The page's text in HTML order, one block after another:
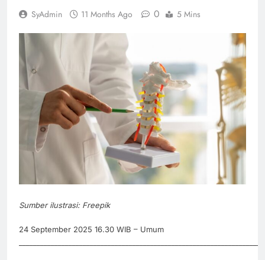
SyAdmin 11 Months Ago 0 5 Mins
Sumber ilustrasi: Freepik
24 September 2025 16.30 WIB – Umum